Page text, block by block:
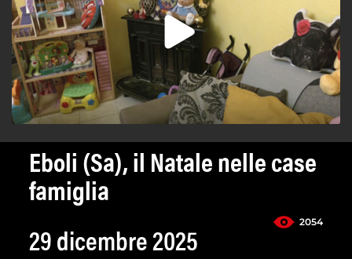
Eboli (Sa), il Natale nelle case
famiglia
2054
29 dicembre 2025